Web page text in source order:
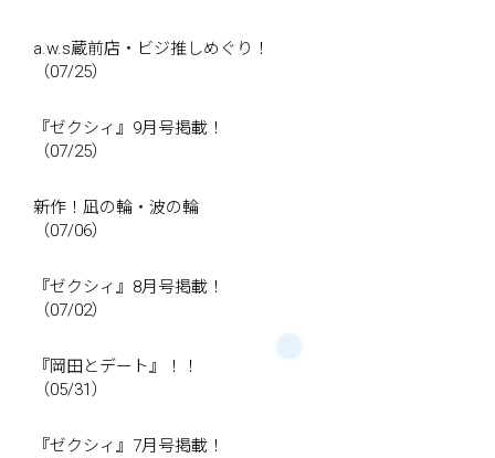
a.w.s蔵前店・ビジ推しめぐり！
（07/25）
『ゼクシィ』9月号掲載！
（07/25）
新作！凪の輪・波の輪
（07/06）
『ゼクシィ』8月号掲載！
（07/02）
『岡田とデート』！！
（05/31）
『ゼクシィ』7月号掲載！